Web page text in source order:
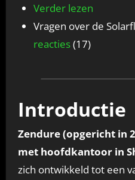
Verder lezen
Vragen over de
reacties(17)
Introductie
Zendure (opgericht in
met hoofdkantoor in
zich ontwikkeld tot een